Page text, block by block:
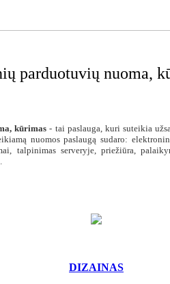
parduotuvių nuoma,
kūrimas - tai paslauga, kuri suteikia
nuomos paslaugą sudaro:
talpinimas serveryje, priežiūra,
DIZAINAS